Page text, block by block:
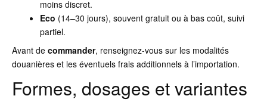
moins discret.
Eco (14–30 jours), souvent gratuit ou à bas coût, suivi
partiel.
Avant de commander, renseignez-vous sur les modalités
douanières et les éventuels frais additionnels à l’importation.
Formes, dosages et variantes